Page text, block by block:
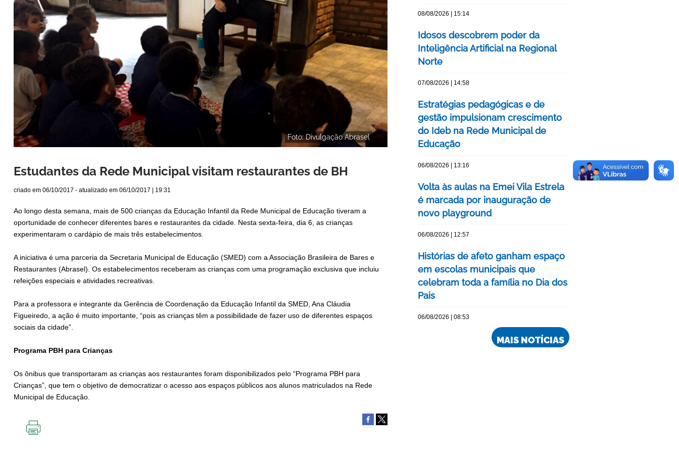
Foto: Divulgação Abrasel
Estudantes da Rede Municipal visitam restaurantes de BH
criado em 06/10/2017 - atualizado em 06/10/2017 | 19:31
Ao longo desta semana, mais de 500 crianças da Educação Infantil da Rede Municipal de Educação tiveram a
oportunidade de conhecer diferentes bares e restaurantes da cidade. Nesta sexta-feira, dia 6, as crianças
experimentaram o cardápio de mais três estabelecimentos.
A iniciativa é uma parceria da Secretaria Municipal de Educação (SMED) com a Associação Brasileira de Bares e
Restaurantes (Abrasel). Os estabelecimentos receberam as crianças com uma programação exclusiva que incluiu
refeições especiais e atividades recreativas.
Para a professora e integrante da Gerência de Coordenação da Educação Infantil da SMED, Ana Cláudia
Figueiredo, a ação é muito importante, “pois as crianças têm a possibilidade de fazer uso de diferentes espaços
sociais da cidade”.
Programa PBH para Crianças
Os ônibus que transportaram as crianças aos restaurantes foram disponibilizados pelo “Programa PBH para
Crianças”, que tem o objetivo de democratizar o acesso aos espaços públicos aos alunos matriculados na Rede
Municipal de Educação.
08/08/2026 | 15:14
Idosos descobrem poder da
Inteligência Artificial na Regional
Norte
07/08/2026 | 14:58
Estratégias pedagógicas e de
gestão impulsionam crescimento
do Ideb na Rede Municipal de
Educação
06/08/2026 | 13:16
Volta às aulas na Emei Vila Estrela
é marcada por inauguração de
novo playground
06/08/2026 | 12:57
Histórias de afeto ganham espaço
em escolas municipais que
celebram toda a família no Dia dos
Pais
06/08/2026 | 08:53
MAIS NOTÍCIAS